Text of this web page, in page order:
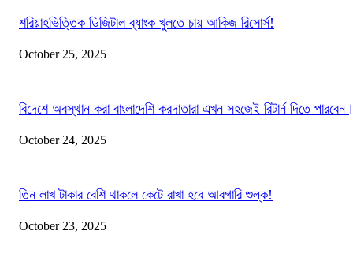
শরিয়াহভিত্তিক ডিজিটাল ব্যাংক খুলতে চায় আকিজ রিসোর্স!
October 25, 2025
বিদেশে অবস্থান করা বাংলাদেশি করদাতারা এখন সহজেই রিটার্ন দিতে
October 24, 2025
তিন লাখ টাকার বেশি থাকলে কেটে রাখা হবে আবগারি শুল্ক!
October 23, 2025